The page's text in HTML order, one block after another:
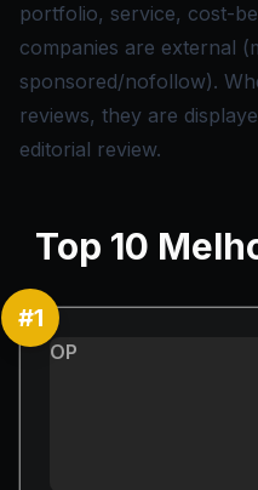
portfolio, service, cost-
companies are external
sponsored/nofollow).
reviews, they are
editorial review.
Top 10
#1
OP